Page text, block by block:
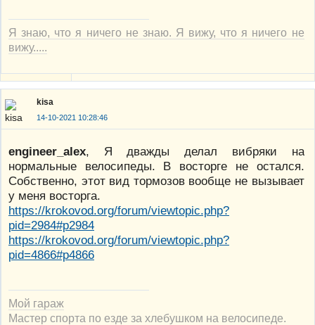
Я знаю, что я ничего не знаю. Я вижу, что я ничего не
вижу.....
kisa
14-10-2021 10:28:46
engineer_alex, Я дважды делал вибряки на
нормальные велосипеды. В восторге не остался.
Собственно, этот вид тормозов вообще не вызывает
у меня восторга.
https://krokovod.org/forum/viewtopic.php?
pid=2984#p2984
https://krokovod.org/forum/viewtopic.php?
pid=4866#p4866
Мой гараж
Мастер спорта по езде за хлебушком на велосипеде.